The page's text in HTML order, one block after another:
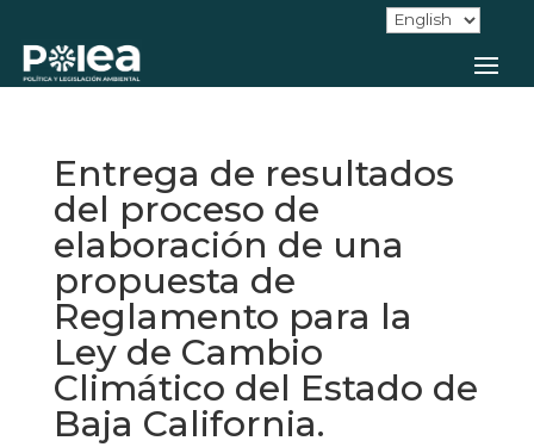
Entrega de resultados
del proceso de
elaboración de una
propuesta de
Reglamento para la
Ley de Cambio
Climático del Estado de
Baja California.